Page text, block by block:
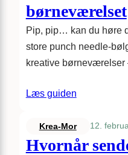
børneværelset
Pip, pip… kan du høre
store punch needle-
kreative
Læs guiden
Krea-Mor 12.
Hvornår